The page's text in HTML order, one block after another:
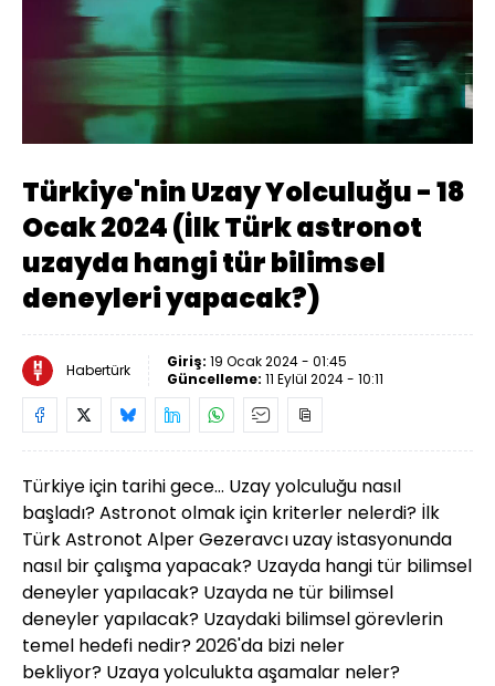
Sesi
Aç
0.39%
Oynatma
Hızı
Türkiye'nin Uzay Yolculuğu - 18
Ocak 2024 (İlk Türk astronot
uzayda hangi tür bilimsel
deneyleri yapacak?)
Habertürk Giriş: 19 Ocak 2024 - 01:45
Güncelleme: 11 Eylül 2024 - 10:11
Türkiye için tarihi gece... Uzay yolculuğu nasıl
başladı? Astronot olmak için kriterler nelerdi? İlk
Türk Astronot Alper Gezeravcı uzay istasyonunda
nasıl bir çalışma yapacak? Uzayda hangi tür bilimsel
deneyler yapılacak? Uzayda ne tür bilimsel
deneyler yapılacak? Uzaydaki bilimsel görevlerin
temel hedefi nedir?2026'da bizi neler
bekliyor? Uzaya yolculukta aşamalar neler?